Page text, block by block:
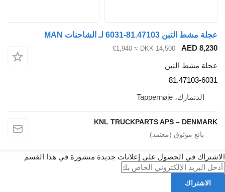
عجلة مشط التبن 81.47103-6031 لـ الشاحنات MAN
AED 8,230
DKK 14,500
≈ €1,940
عجلة مشط التبن
81.47103-6031
الدنمارك، Tappernøje
KNL TRUCKPARTS APS – DENMARK
الاشتراك في الحصول على إعلانات جديدة منشورة في هذا القسم
الاشتراك